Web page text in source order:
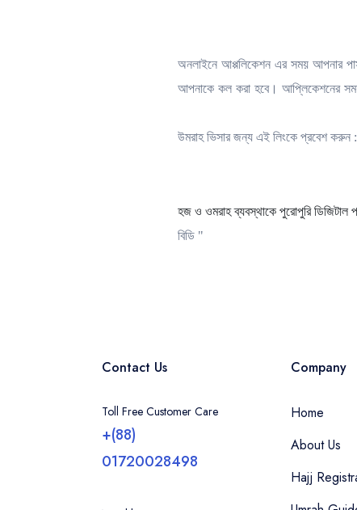
অনলাইনে আপ্পলিকেশন এর সময় আপনার
আপনাকে কল করা হবে। আপ্লিকেশনের
উমরাহ ভিসার জন্য এই লিংকে প্রবেশ করুন :
হজ ও ওমরাহ ব্যবস্থাকে পুরোপুরি ডিজিটাল
বিডি "
Contact Us
Toll Free Customer Care
+(88)
01720028498
Company
Home
About Us
Hajj